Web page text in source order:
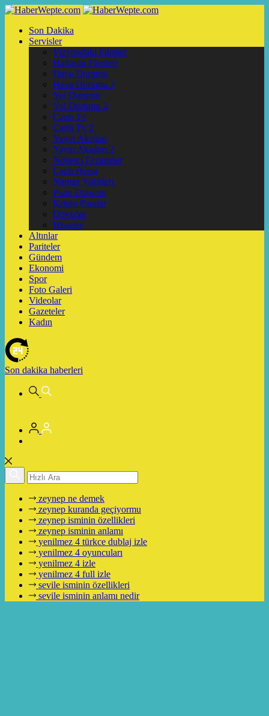
Son Dakika
Servisler
Vizyondaki Filmler
Haftanin Filmleri
Hava Durumu
Hava Durumu 2
Yol Durumu
Yol Durumu 2
Canlı Tv
Canlı Tv 2
Yayın Akışları
Yayın Akışları 2
Nöbetçi Eczaneler
Canlı Borsa
Namaz Vakitleri
Puan Durumu
Kripto Paralar
Dövizler
Hisseler
Altınlar
Pariteler
Gündem
Ekonomi
Spor
Foto Galeri
Videolar
Gazeteler
Kadın
Son dakika haberleri
zeynep ne demek
zeynep kuranda geçiyormu
zeynep isminin özellikleri
zeynep isminin anlamı
yenilmez 4 türkce dublaj izle
yenilmez 4 oyuncuları
yenilmez 4 izle
yenilmez 4 full izle
sevile isminin özellikleri
sevile isminin anlamı nedir